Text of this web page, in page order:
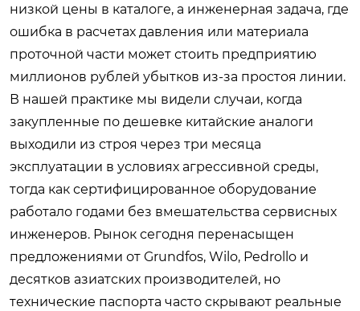
низкой цены в каталоге, а инженерная задача, где
ошибка в расчетах давления или материала
проточной части может стоить предприятию
миллионов рублей убытков из-за простоя линии.
В нашей практике мы видели случаи, когда
закупленные по дешевке китайские аналоги
выходили из строя через три месяца
эксплуатации в условиях агрессивной среды,
тогда как сертифицированное оборудование
работало годами без вмешательства сервисных
инженеров. Рынок сегодня перенасыщен
предложениями от Grundfos, Wilo, Pedrollo и
десятков азиатских производителей, но
технические паспорта часто скрывают реальные